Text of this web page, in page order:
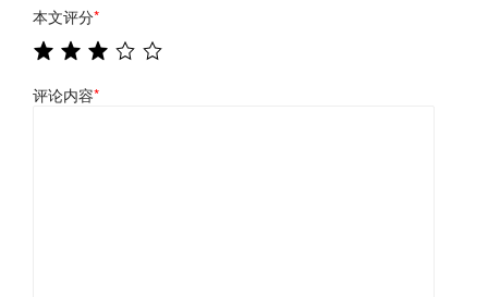
本文评分*
评论内容*